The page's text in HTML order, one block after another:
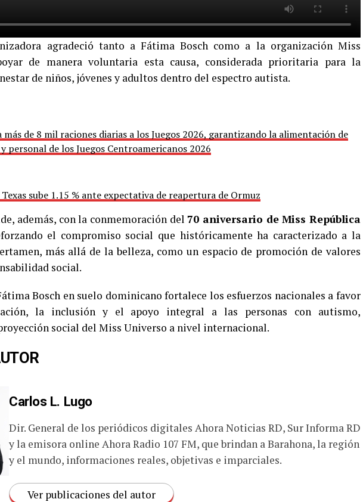
agradeció tanto a Fátima Bosch como a la organización Miss
de manera voluntaria esta causa, considerada prioritaria para la
de niños, jóvenes y adultos dentro del espectro autista.
más de 8 mil raciones diarias a los Juegos 2026, garantizando la alimentación de
personal de los Juegos Centroamericanos 2026
sube 1.15 % ante expectativa de reapertura de Ormuz
además, con la conmemoración del70 aniversario de Miss República
el compromiso social que históricamente ha caracterizado a la
más allá de la belleza, como un espacio de promoción de valores
social.
Bosch en suelo dominicano fortalece los esfuerzos nacionales a favor
la inclusión y el apoyo integral a las personas con autismo,
social del Miss Universo a nivel internacional.
Carlos L. Lugo
Dir. General de los periódicos digitales Ahora Noticias RD, Sur Informa RD
y la emisora online Ahora Radio 107 FM, que brindan a Barahona, la región
y el mundo, informaciones reales, objetivas e imparciales.
Ver publicaciones del autor